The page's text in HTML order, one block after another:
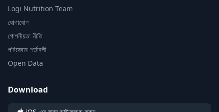
Logi Nutrition Team
যোগাযোগ
গোপনীয়তা নীতি
পরিষেবার শর্তাবলী
Open Data
Download